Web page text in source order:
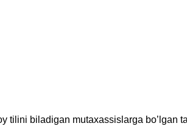
tilini biladigan mutaxassislarga